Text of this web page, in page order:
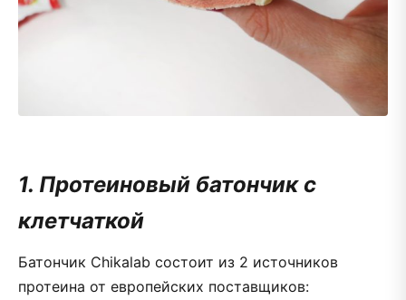
1. Протеиновый батончик с
клетчаткой
Батончик Chikalab состоит из 2 источников
протеина от европейских поставщиков: